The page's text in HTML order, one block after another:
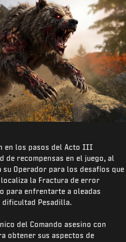
en los pasos del Acto III
de recompensas en el juego, al
su Operador para los desafíos que
la Fractura de error
para enfrentarte a oleadas
dificultad Pesadilla.
del Comando asesino con
obtener sus aspectos de